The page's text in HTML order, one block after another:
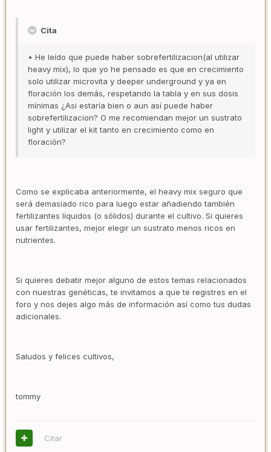
Cita
• He leído que puede haber sobrefertilizacion(al utilizar
heavy mix), lo que yo he pensado es que en crecimiento
solo utilizar microvita y deeper underground y ya en
floración los demás, respetando la tabla y en sus dosis
mínimas ¿Asi estaría bien o aun así puede haber
sobrefertilizacion? O me recomiendan mejor un sustrato
light y utilizar el kit tanto en crecimiento como en
floración?
Como se explicaba anteriormente, el heavy mix seguro que
será demasiado rico para luego estar añadiendo también
fertilizantes líquidos (o sólidos) durante el cultivo. Si quieres
usar fertilizantes, mejor elegir un sustrato menos ricos en
nutrientes.
Si quieres debatir mejor alguno de estos temas relacionados
con nuestras genéticas, te invitamos a que te registres en el
foro y nos dejes algo más de información así como tus dudas
adicionales.
Saludos y felices cultivos,
tommy
Citar